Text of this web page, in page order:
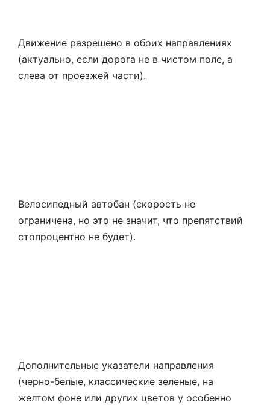
Движение разрешено в обоих направлениях
(актуально, если дорога не в чистом поле, а
слева от проезжей части).
Велосипедный автобан (скорость не
ограничена, но это не значит, что препятствий
стопроцентно не будет).
Дополнительные указатели направления
(черно-белые, классические зеленые, на
желтом фоне или других цветов у особенно